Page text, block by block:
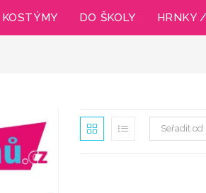
KOSTÝMY DO ŠKOLY HRNKY
Seřadit